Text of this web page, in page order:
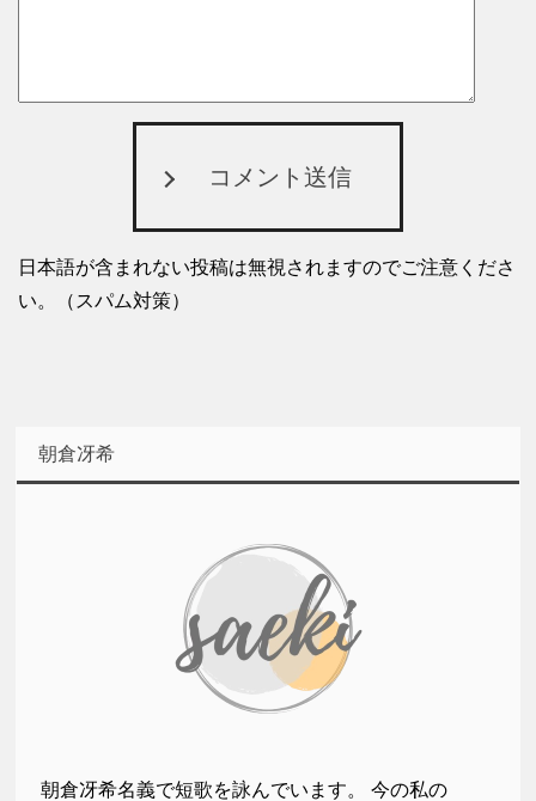
コメント送信
日本語が含まれない投稿は無視されますのでご注意くださ
い。（スパム対策）
朝倉冴希
朝倉冴希名義で短歌を詠んでいます。 今の私の